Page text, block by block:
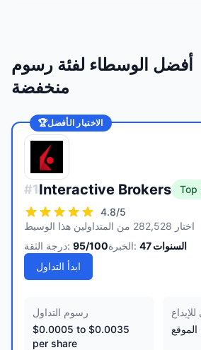
أفضل الوسطاء لفئة رسوم
منخفضة
🏆الاختيار الأفضل
#1Interactive Brokers
Top
4.8/5
اختار 282,528 من المتداولين هذا الوسيط
درجة الثقة: 95/100 الخبرة: 47 السنوات
ابدأ التداول
رسوم التداول
$0.0005 to $0.0035
per share